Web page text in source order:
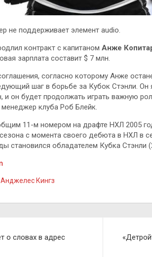
не поддерживает элемент audio.
контракт с капитаном Анже
зарплата составит $ 7 млн.
согласно которому Анже
шаг в борьбе за Кубок Стэнли. Он
и он будет продолжать играть важную
клуба Роб Блейк.
11-м номером на драфте НХЛ 2005
сезона с момента своего дебюта в НХЛ в
становился обладателем Кубка Стэнли
Кингз
о словах в адрес